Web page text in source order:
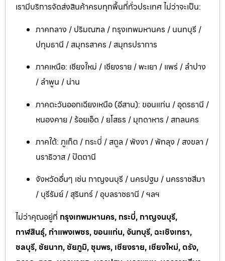
เรามีบริการจัดส่งสินค้าครบทุกพื้นที่ทั่วประเทศ ไม่ว่าจะเป็น:
ภาคกลาง / ปริมณฑล / กรุงเทพมหานคร / นนทบุรี /
ปทุมธานี / สมุทรสาคร / สมุทรปราการ
ภาคเหนือ: เชียงใหม่ / เชียงราย / พะเยา / แพร่ / ลำปาง
/ ลำพูน / น่าน
ภาคตะวันออกเฉียงเหนือ (อีสาน): ขอนแก่น / อุดรธานี /
หนองคาย / ร้อยเอ็ด / ยโสธร / มุกดาหาร / สกลนคร
ภาคใต้: ภูเก็ต / กระบี่ / สตูล / พังงา / พัทลุง / สงขลา /
นราธิวาส / ปัตตานี
จังหวัดอื่นๆ เช่น กาญจนบุรี / นครปฐม / นครราชสีมา
/ บุรีรัมย์ / สุรินทร์ / อุบลราชธานี / ฯลฯ
ไม่ว่าคุณอยู่ที่ กรุงเทพมหานคร, กระบี่, กาญจนบุรี,
กาฬสินธุ์, กำแพงเพชร, ขอนแก่น, จันทบุรี, ฉะเชิงเทรา,
ชลบุรี, ชัยนาท, ชัยภูมิ, ชุมพร, เชียงราย, เชียงใหม่, ตรัง,